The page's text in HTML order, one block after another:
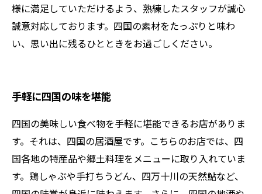
様に満足していただけるよう、熟練したスタッフが誠心
誠意対応しております。四国の素材をたっぷりと味わ
い、思い出に残るひとときをお過ごしください。
手軽に四国の味を堪能
四国の美味しい食べ物を手軽に堪能できるお店がありま
す。それは、四国の居酒屋です。こちらのお店では、四
国各地の特産品や郷土料理をメニューに取り入れていま
す。鶏しゃぶや手打ちうどん、四万十川の天然鮎など、